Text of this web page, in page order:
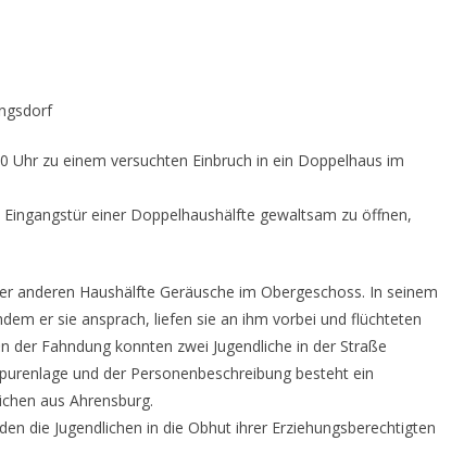
zu einem versuchten Einbruch in ein Doppelhaus im
einer Doppelhaushälfte gewaltsam zu öffnen,
anderen Haushälfte Geräusche im Obergeschoss. In seinem
er sie ansprach, liefen sie an ihm vorbei und flüchteten
der Fahndung konnten zwei Jugendliche in der Straße
und der Personenbeschreibung besteht ein
aus Ahrensburg.
die Jugendlichen in die Obhut ihrer Erziehungsberechtigten